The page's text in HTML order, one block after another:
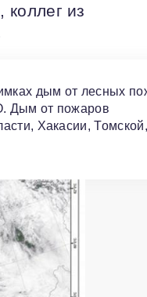
из
дым от лесных
Дым от пожаров
Хакасии, Томской,